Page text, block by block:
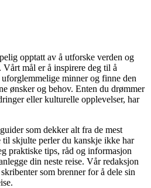
opptatt av å utforske verden og
mål er å inspirere deg til å
minner og finne den
ønsker og behov. Enten du drømmer
eller kulturelle opplevelser, har
som dekker alt fra de mest
skjulte perler du kanskje ikke har
praktiske tips, råd og informasjon
din neste reise. Vår redaksjon
som brenner for å dele sin